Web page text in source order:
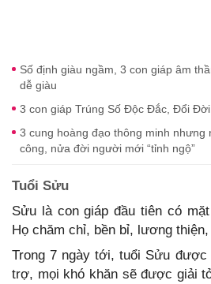
Số định giàu ngầm, 3 con giáp âm
dễ giàu
3 con giáp Trúng Số Độc Đắc, Đổi
3 cung hoàng đạo thông minh nhưng
công, nửa đời người mới “tỉnh ngộ”
Tuổi Sửu
Sửu là con giáp đầu tiên có
Họ chăm chỉ, bền bỉ, lương thiện,
Trong 7 ngày tới, tuổi Sửu được
trợ, mọi khó khăn sẽ được giải